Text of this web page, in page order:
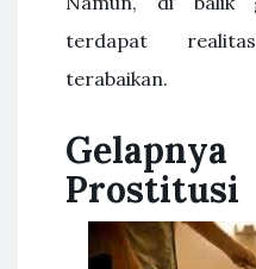
terdapat
terabaikan.
Prostitusi